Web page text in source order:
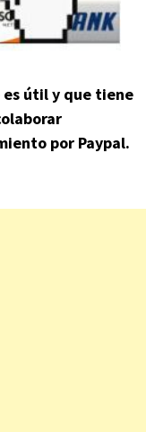
útil y que tiene
por Paypal.